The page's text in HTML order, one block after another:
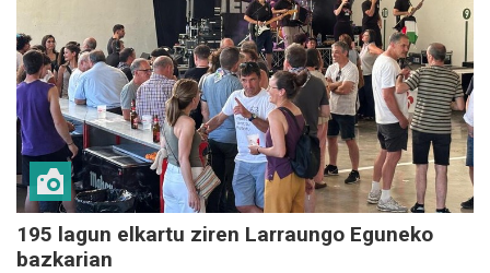
195 lagun elkartu ziren Larraungo Eguneko
bazkarian